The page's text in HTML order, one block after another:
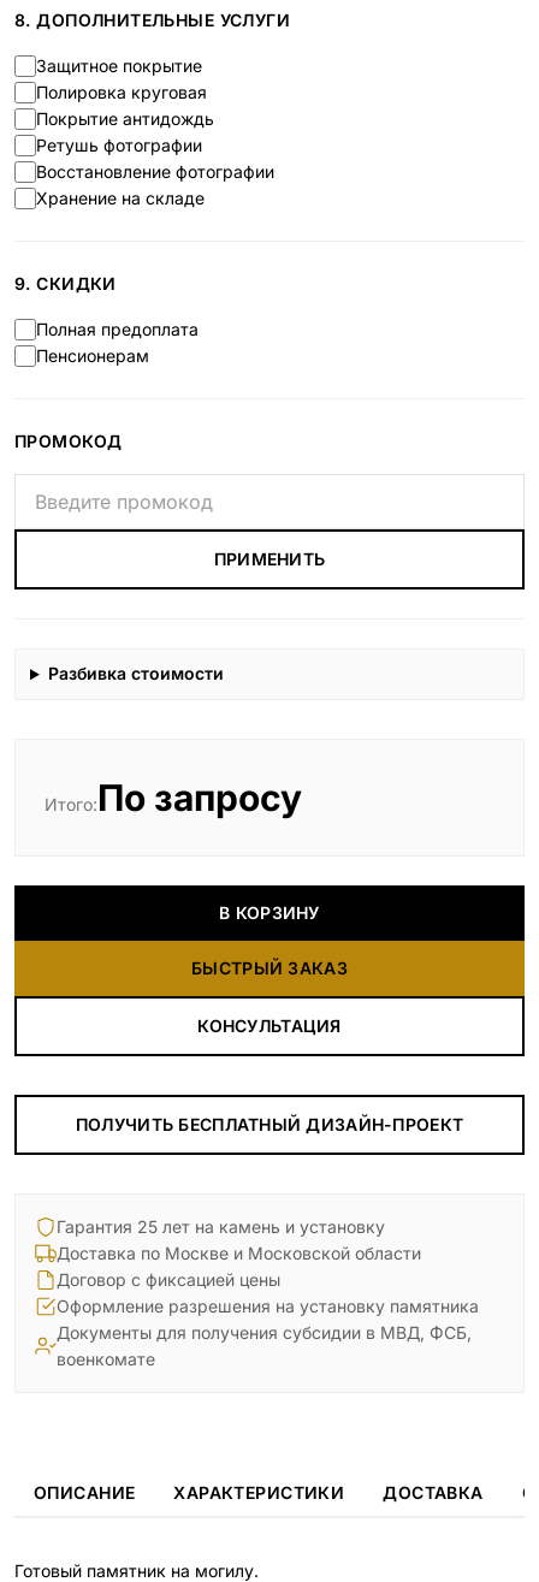
8. ДОПОЛНИТЕЛЬНЫЕ УСЛУГИ
Защитное покрытие
Полировка круговая
Покрытие антидождь
Ретушь фотографии
Восстановление фотографии
Хранение на складе
9. СКИДКИ
Полная предоплата
Пенсионерам
ПРОМОКОД
ПРИМЕНИТЬ
Разбивка стоимости
Итого:По запросу
В КОРЗИНУ
БЫСТРЫЙ ЗАКАЗ
КОНСУЛЬТАЦИЯ
ПОЛУЧИТЬ БЕСПЛАТНЫЙ ДИЗАЙН-ПРОЕКТ
Гарантия 25 лет на камень и установку
Доставка по Москве и Московской области
Договор с фиксацией цены
Оформление разрешения на установку памятника
Документы для получения субсидии в МВД, ФСБ,
военкомате
ОПИСАНИЕ ХАРАКТЕРИСТИКИ ДОСТАВКА
Готовый памятник на могилу.